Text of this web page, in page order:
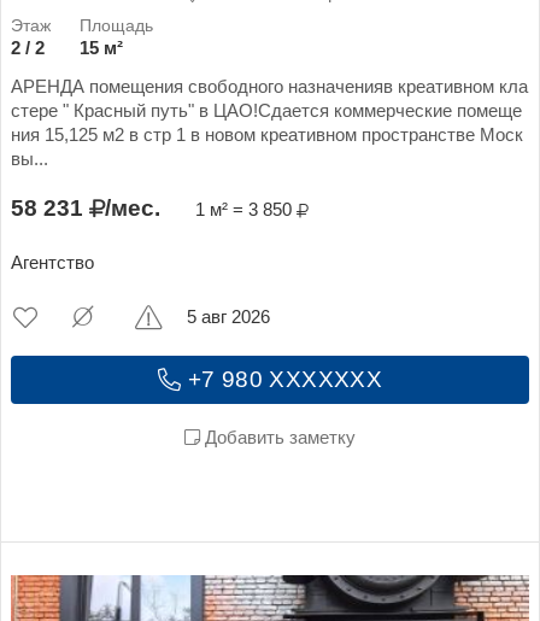
2 / 2
15 м²
АРЕНДА помещения свободного назначенияв креативном кла
стере " Красный путь" в ЦАО!Сдается коммерческие помеще
ния 15,125 м2 в стр 1 в новом креативном пространстве Моск
вы...
58 231 /мес. 1 м² = 3 850
Агентство
+7 980 XXXXXXX
Добавить заметку
5 авг 2026